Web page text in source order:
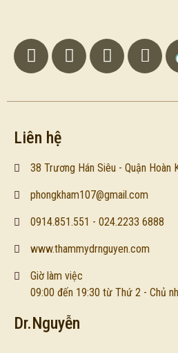
Liên hệ
38 Trương Hán Siêu - Quận Hoàn
phongkham107@gmail.com
0914.851.551 - 024.2233 6888
www.thammydrnguyen.com
Giờ làm việc
09:00 đến 19:30 từ Thứ 2 - Chủ
Dr.Nguyễn